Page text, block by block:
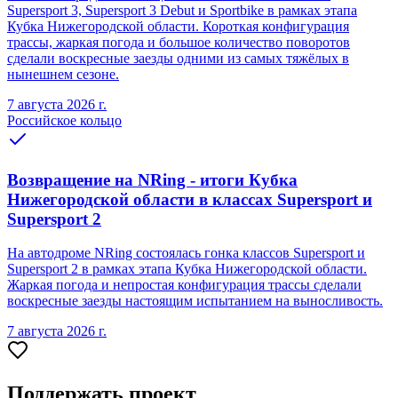
Supersport 3, Supersport 3 Debut и Sportbike в рамках этапа
Кубка Нижегородской области. Короткая конфигурация
трассы, жаркая погода и большое количество поворотов
сделали воскресные заезды одними из самых тяжёлых в
нынешнем сезоне.
7 августа 2026 г.
Российское кольцо
Возвращение на NRing - итоги Кубка
Нижегородской области в классах Supersport и
Supersport 2
На автодроме NRing состоялась гонка классов Supersport и
Supersport 2 в рамках этапа Кубка Нижегородской области.
Жаркая погода и непростая конфигурация трассы сделали
воскресные заезды настоящим испытанием на выносливость.
7 августа 2026 г.